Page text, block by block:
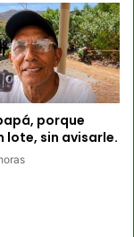
porque
lote, sin avisarle.